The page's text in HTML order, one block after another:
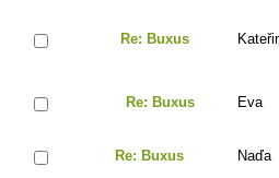
Re: Buxus
Re: Buxus Eva
Re: Buxus Naďa